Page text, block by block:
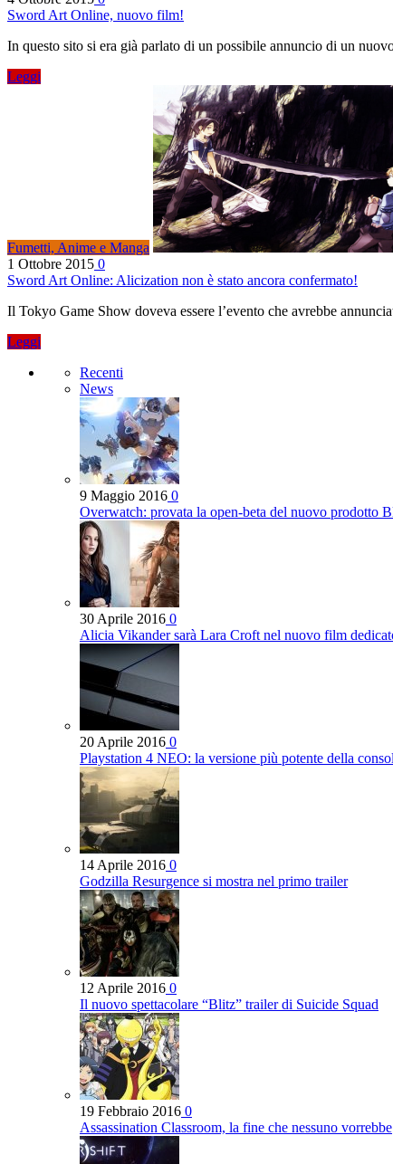
Sword Art Online, nuovo film!
In questo sito si era già parlato di un possibile annuncio di un
Leggi
Fumetti, Anime e Manga
1 Ottobre 2015 0
Sword Art Online: Alicization non è stato ancora confermato!
Il Tokyo Game Show doveva essere l’evento che avrebbe
Leggi
Recenti
News
9 Maggio 2016 0
Overwatch: provata la open-beta del nuovo prodotto
30 Aprile 2016 0
Alicia Vikander sarà Lara Croft nel nuovo film
20 Aprile 2016 0
Playstation 4 NEO: la versione più potente della
14 Aprile 2016 0
Godzilla Resurgence si mostra nel primo trailer
12 Aprile 2016 0
Il nuovo spettacolare “Blitz” trailer di Suicide Squad
19 Febbraio 2016 0
Assassination Classroom, la fine che nessuno vorrebbe